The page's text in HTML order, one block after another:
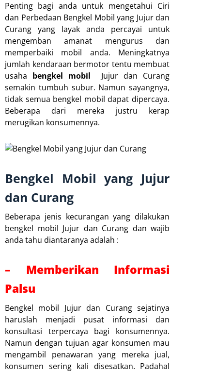
Penting bagi anda untuk mengetahui Ciri
dan Perbedaan Bengkel Mobil yang Jujur dan
Curang yang layak anda percayai untuk
mengemban amanat mengurus dan
memperbaiki mobil anda. Meningkatnya
jumlah kendaraan bermotor tentu membuat
usaha bengkel mobil Jujur dan Curang
semakin tumbuh subur. Namun sayangnya,
tidak semua bengkel mobil dapat dipercaya.
Beberapa dari mereka justru kerap
merugikan konsumennya.
Bengkel Mobil yang Jujur
dan Curang
Beberapa jenis kecurangan yang dilakukan
bengkel mobil Jujur dan Curang dan wajib
anda tahu diantaranya adalah :
– Memberikan Informasi
Palsu
Bengkel mobil Jujur dan Curang sejatinya
haruslah menjadi pusat informasi dan
konsultasi terpercaya bagi konsumennya.
Namun dengan tujuan agar konsumen mau
mengambil penawaran yang mereka jual,
konsumen sering kali disesatkan. Padahal